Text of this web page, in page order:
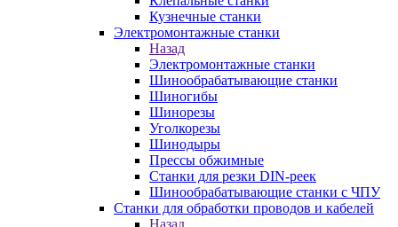
Кузнечные станки
Электромонтажные станки
Назад
Электромонтажные станки
Шинообрабатывающие станки
Шиногибы
Шинорезы
Уголкорезы
Шинодыры
Прессы обжимные
Станки для резки DIN-реек
Шинообрабатывающие станки с ЧПУ
Станки для обработки проводов и кабелей
Назад